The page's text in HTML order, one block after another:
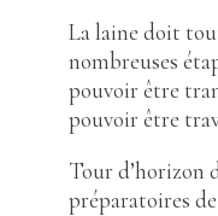
La laine doit
nombreuses
pouvoir être
pouvoir être
Tour d’horizon
préparatoires